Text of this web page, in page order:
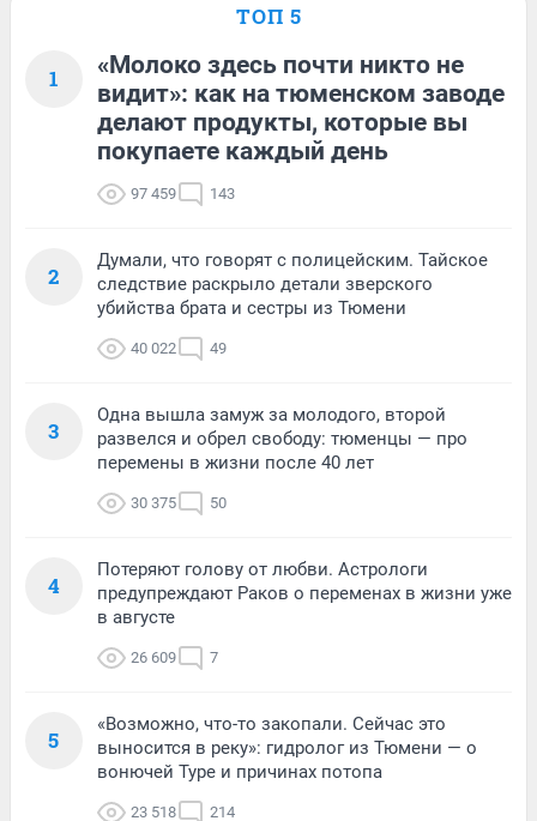
ТОП 5
1
«Молоко здесь почти никто не
видит»: как на тюменском заводе
делают продукты, которые вы
покупаете каждый день
97 459 143
2
Думали, что говорят с полицейским. Тайское
следствие раскрыло детали зверского
убийства брата и сестры из Тюмени
40 022 49
3
Одна вышла замуж за молодого, второй
развелся и обрел свободу: тюменцы — про
перемены в жизни после 40 лет
30 375 50
4
Потеряют голову от любви. Астрологи
предупреждают Раков о переменах в жизни уже
в августе
26 609 7
5
«Возможно, что-то закопали. Сейчас это
выносится в реку»: гидролог из Тюмени — о
вонючей Туре и причинах потопа
23 518 214